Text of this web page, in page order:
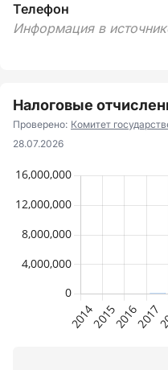
Телефон
Информация в
Налоговые
Проверено: Комитет
28.07.2026